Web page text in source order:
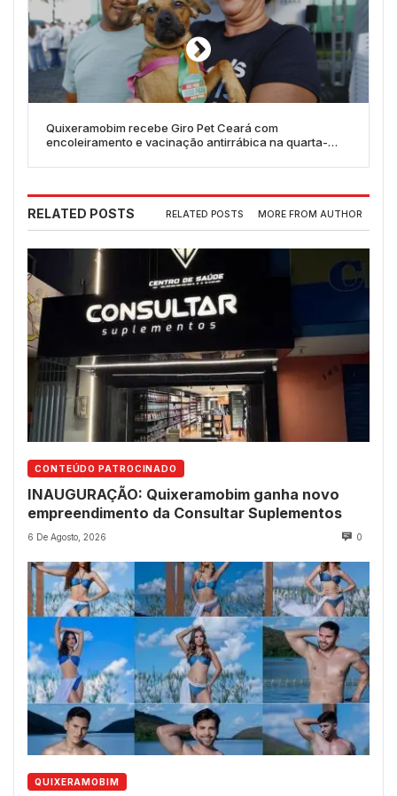
Quixeramobim recebe Giro Pet Ceará com
encoleiramento e vacinação antirrábica na quarta-
RELATED POSTS RELATED POSTS MORE FROM AUTHOR
CONTEÚDO PATROCINADO
INAUGURAÇÃO: Quixeramobim ganha novo
empreendimento da Consultar Suplementos
6 De Agosto, 2026 0
QUIXERAMOBIM